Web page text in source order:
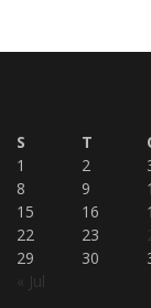
S
T
« Jul
1 2
8
9
15
16
22
23
29
30